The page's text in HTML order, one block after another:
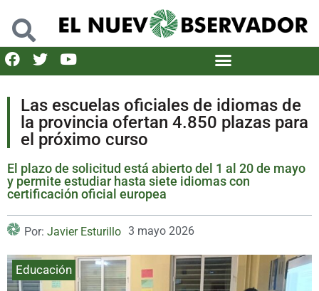
Las escuelas oficiales de idiomas de
la provincia ofertan 4.850 plazas para
el próximo curso
El plazo de solicitud está abierto del 1 al 20 de mayo
y permite estudiar hasta siete idiomas con
certificación oficial europea
Por: Javier Esturillo 3 mayo 2026
Educación